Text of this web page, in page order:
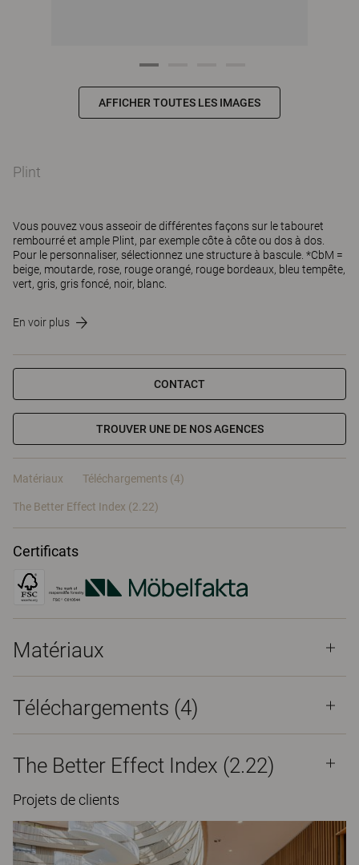
AFFICHER TOUTES LES IMAGES
Plint
Vous pouvez vous asseoir de différentes façons sur le tabouret
rembourré et ample Plint, par exemple côte à côte ou dos à dos.
Pour le personnaliser, sélectionnez une structure à bascule. *CbM =
beige, moutarde, rose, rouge orangé, rouge bordeaux, bleu tempête,
vert, gris, gris foncé, noir, blanc.
En voir plus
CONTACT
TROUVER UNE DE NOS AGENCES
Matériaux Téléchargements (4)
The Better Effect Index (2.22)
Certificats
Matériaux
Téléchargements (4)
The Better Effect Index (2.22)
Projets de clients